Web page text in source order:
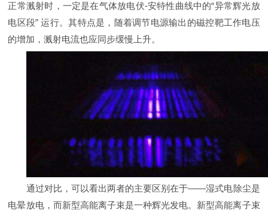
正常溅射时，一定是在气体放电伏-安特性曲线中的“异常辉光放
电区段” 运行。其特点是，随着调节电源输出的磁控靶工作电压
的增加，溅射电流也应同步缓慢上升。
通过对比，可以看出两者的主要区别在于——湿式电除尘是
电晕放电，而新型高能离子束是一种辉光发电。新型高能离子束